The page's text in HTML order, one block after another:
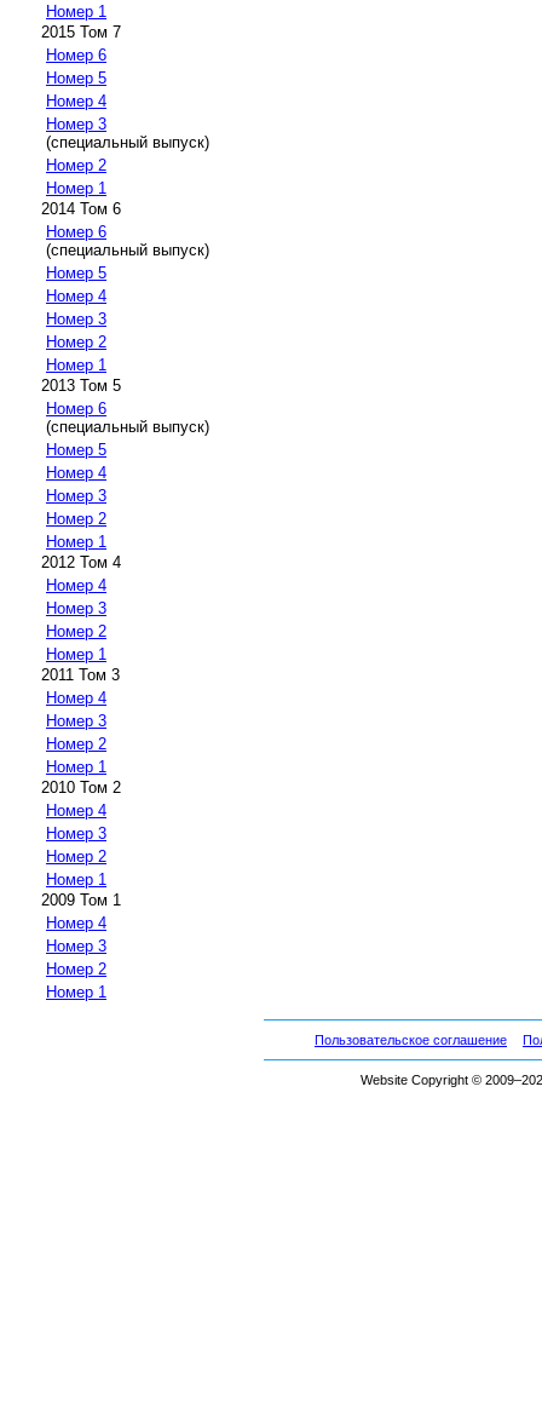
Номер 1
2015 Том 7
Номер 6
Номер 5
Номер 4
Номер 3
(специальный выпуск)
Номер 2
Номер 1
2014 Том 6
Номер 6
(специальный выпуск)
Номер 5
Номер 4
Номер 3
Номер 2
Номер 1
2013 Том 5
Номер 6
(специальный выпуск)
Номер 5
Номер 4
Номер 3
Номер 2
Номер 1
2012 Том 4
Номер 4
Номер 3
Номер 2
Номер 1
2011 Том 3
Номер 4
Номер 3
Номер 2
Номер 1
2010 Том 2
Номер 4
Номер 3
Номер 2
Номер 1
2009 Том 1
Номер 4
Номер 3
Номер 2
Номер 1
Пользовательское соглашение
Website Copyright ©